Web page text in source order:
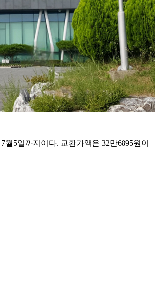
5일까지이다. 교환가액은 32만6895원이